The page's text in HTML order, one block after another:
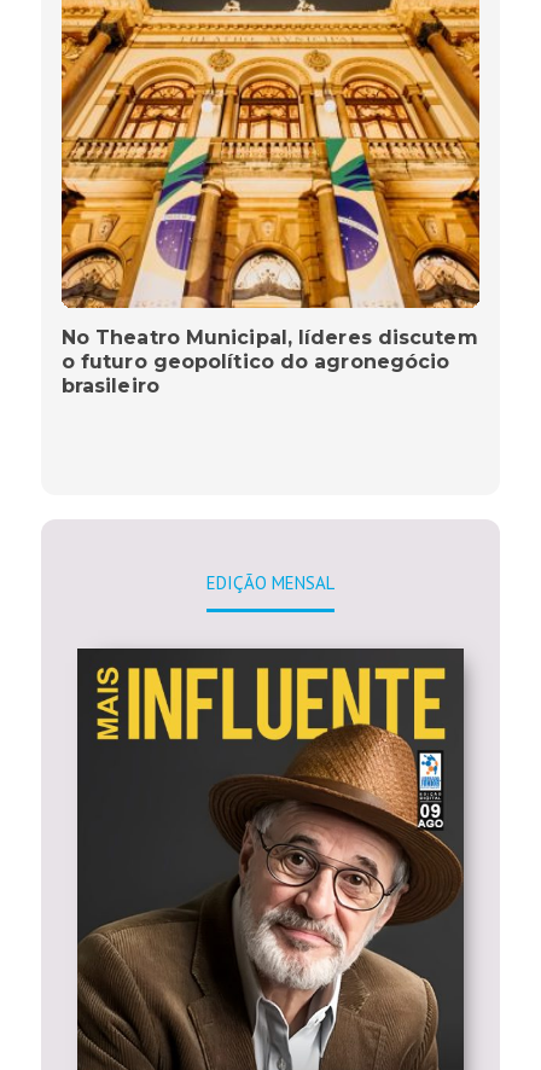
No Theatro Municipal, líderes discutem
o futuro geopolítico do agronegócio
brasileiro
EDIÇÃO MENSAL